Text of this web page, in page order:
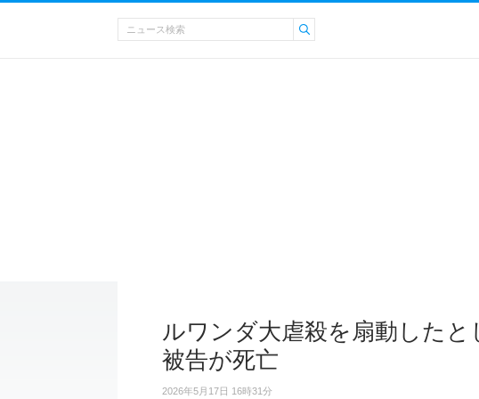
ルワンダ大虐殺を扇動した
被告が死亡
2026年5月17日 16時31分